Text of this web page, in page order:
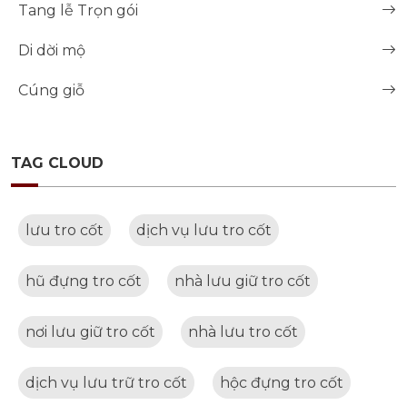
Tang lễ Trọn gói
Di dời mộ
Cúng giỗ
TAG CLOUD
lưu tro cốt dịch vụ lưu tro cốt
hũ đựng tro cốt nhà lưu giữ tro cốt
nơi lưu giữ tro cốt nhà lưu tro cốt
dịch vụ lưu trữ tro cốt hộc đựng tro cốt